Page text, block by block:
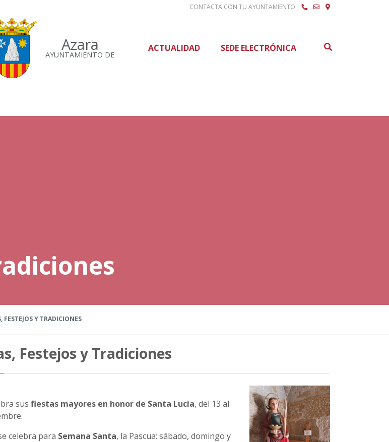
CONTACTA CON TU AYUNTAMIENTO
Azara
AYUNTAMIENTO DE
ACTUALIDAD SEDE ELECTRÓNICA
FESTEJOS Y TRADICIONES
Festejos y Tradiciones
sus fiestas mayores en honor de Santa Lucía, del 13 al
celebra para Semana Santa, la Pascua: sábado, domingo y